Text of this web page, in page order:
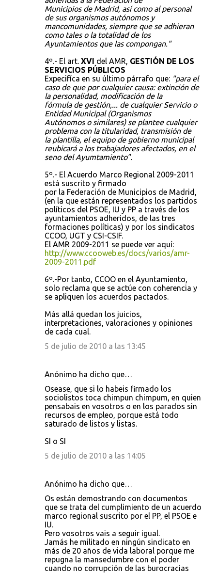
Municipios de Madrid, así como al personal
de sus organismos autónomos y
mancomunidades, siempre que se adhieran
como tales o la totalidad de los
Ayuntamientos que las compongan."
4º.- El art. XVI del AMR, GESTIÓN DE LOS
SERVICIOS PÚBLICOS
Expecifíca en su último párrafo que: "para el
caso de que por cualquier causa: extinción de
la personalidad, modificación de la
fórmula de gestión,... de cualquier Servicio o
Entidad Municipal (Organismos
Autónomos o similares) se plantee cualquier
problema con la titularidad, transmisión de
la plantilla, el equipo de gobierno municipal
reubicará a los trabajadores afectados, en el
seno del Ayumtamiento".
5º.- El Acuerdo Marco Regional 2009-2011
está suscrito y firmado
por la Federación de Municipios de Madrid,
(en la que están representados los partidos
políticos del PSOE, IU y PP a través de los
ayuntamientos adheridos, de las tres
formaciones políticas) y por los sindicatos
CCOO, UGT y CSI-CSIF.
El AMR 2009-2011 se puede ver aquí:
http://www.ccooweb.es/docs/varios/amr-
2009-2011.pdf
6º.-Por tanto, CCOO en el Ayuntamiento,
solo reclama que se actúe con coherencia y
se apliquen los acuerdos pactados.
Más allá quedan los juicios,
interpretaciones, valoraciones y opiniones
de cada cual.
5 de julio de 2010 a las 13:45
Anónimo ha dicho que…
Osease, que si lo habeis firmado los
sociolistos toca chimpun chimpum, en quien
pensabais en vosotros o en los parados sin
recursos de empleo, porque está todo
saturado de listos y listas.
SI o SI
5 de julio de 2010 a las 14:05
Anónimo ha dicho que…
Os están demostrando con documentos
que se trata del cumplimiento de un acuerdo
marco regional suscrito por el PP, el PSOE e
IU.
Pero vosotros vais a seguir igual.
Jamás he militado en ningún sindicato en
más de 20 años de vida laboral porque me
repugna la mansedumbre con el poder
cuando no corrupción de las burocracias